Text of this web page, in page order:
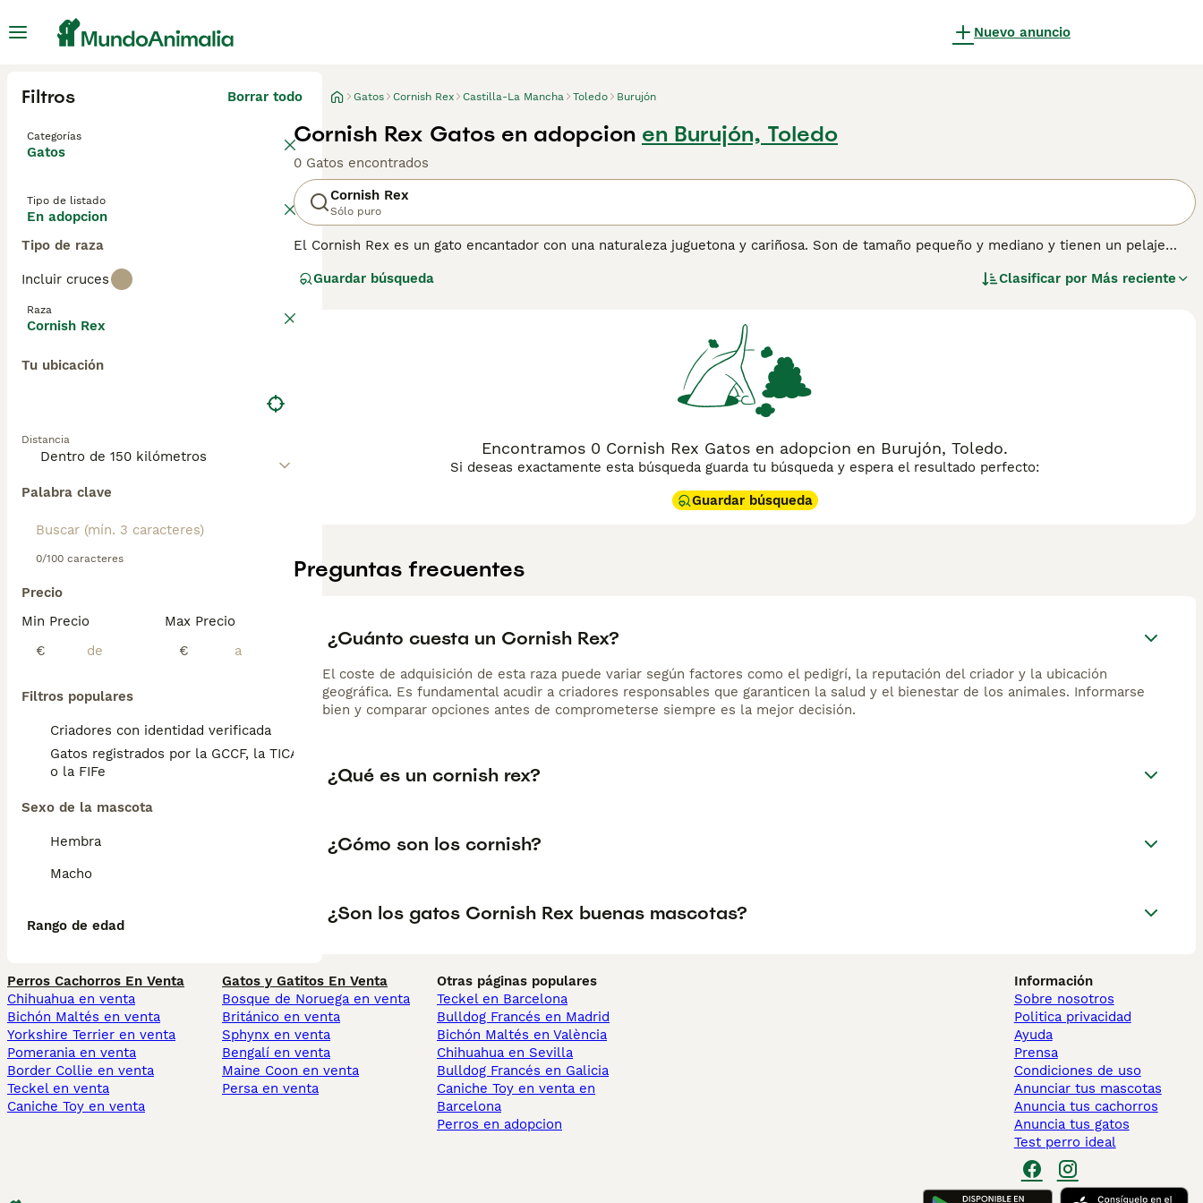
Nuevo anuncio
Filtros Borrar todo
Categorías
Gatos
Tipo de listado
En adopcion
Tipo de raza
Incluir cruces
Raza
Cornish Rex
Tu ubicación
Distancia
Palabra clave
0/100 caracteres
Precio
Min Precio
€
Max Precio
€
Filtros populares
Criadores con identidad verificada
Gatos registrados por la GCCF, la TICA
o la FIFe
Sexo de la mascota
Hembra
Macho
Rango de edad
Gatos Cornish Rex Castilla-La Mancha Toledo Burujón
Cornish Rex Gatos en adopcion en Burujón, Toledo
0 Gatos encontrados
Cornish Rex
Sólo puro
El Cornish Rex es un gato encantador con una naturaleza juguetona y cariñosa. Son de tamaño pequeño y mediano y tienen un pelaje
traviesa, por lo que conservan sus rasgos de gatito hasta bien entrada la vejez. Muchos dueños dicen que vivir con un Cornish Rex es
para obtener información sobre esta raza de gato.
Guardar búsqueda Clasificar por Más reciente
Encontramos 0 Cornish Rex Gatos en adopcion en Burujón, Toledo.
Si deseas exactamente esta búsqueda guarda tu búsqueda y espera el resultado perfecto:
Guardar búsqueda
Preguntas frecuentes
¿Cuánto cuesta un Cornish Rex?
El coste de adquisición de esta raza puede variar según factores como el pedigrí, la reputación del criador y la ubicación
geográfica. Es fundamental acudir a criadores responsables que garanticen la salud y el bienestar de los animales. Informarse
bien y comparar opciones antes de comprometerse siempre es la mejor decisión.
¿Qué es un cornish rex?
¿Cómo son los cornish?
¿Son los gatos Cornish Rex buenas mascotas?
Perros Cachorros En Venta
Chihuahua en venta
Bichón Maltés en venta
Yorkshire Terrier en venta
Pomerania en venta
Border Collie en venta
Teckel en venta
Caniche Toy en venta
Gatos y Gatitos En Venta
Bosque de Noruega en venta
Británico en venta
Sphynx en venta
Bengalí en venta
Maine Coon en venta
Persa en venta
Otras páginas populares
Teckel en Barcelona
Bulldog Francés en Madrid
Bichón Maltés en València
Chihuahua en Sevilla
Bulldog Francés en Galicia
Caniche Toy en venta en
Barcelona
Perros en adopcion
Información
Sobre nosotros
Politica privacidad
Ayuda
Prensa
Condiciones de uso
Anunciar tus mascotas
Anuncia tus cachorros
Anuncia tus gatos
Test perro ideal